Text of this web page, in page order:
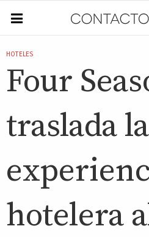
HOTELES
Four
traslada la
hotelera